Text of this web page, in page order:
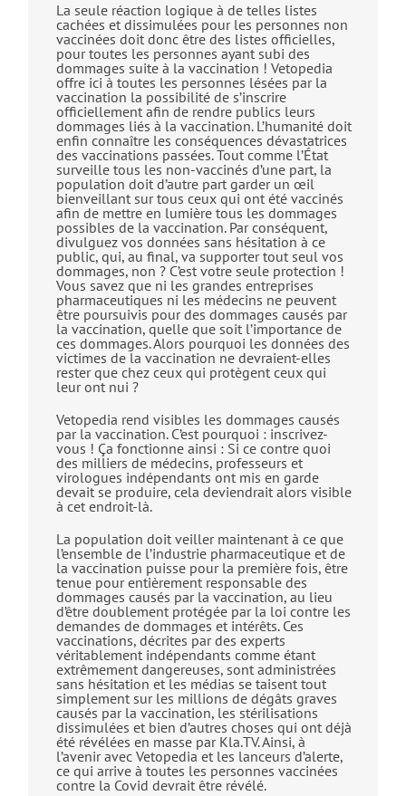
La seule réaction logique à de telles listes
cachées et dissimulées pour les personnes non
vaccinées doit donc être des listes officielles,
pour toutes les personnes ayant subi des
dommages suite à la vaccination ! Vetopedia
offre ici à toutes les personnes lésées par la
vaccination la possibilité de s’inscrire
officiellement afin de rendre publics leurs
dommages liés à la vaccination. L’humanité doit
enfin connaître les conséquences dévastatrices
des vaccinations passées. Tout comme l’État
surveille tous les non-vaccinés d’une part, la
population doit d’autre part garder un œil
bienveillant sur tous ceux qui ont été vaccinés
afin de mettre en lumière tous les dommages
possibles de la vaccination. Par conséquent,
divulguez vos données sans hésitation à ce
public, qui, au final, va supporter tout seul vos
dommages, non ? C’est votre seule protection !
Vous savez que ni les grandes entreprises
pharmaceutiques ni les médecins ne peuvent
être poursuivis pour des dommages causés par
la vaccination, quelle que soit l’importance de
ces dommages. Alors pourquoi les données des
victimes de la vaccination ne devraient-elles
rester que chez ceux qui protègent ceux qui
leur ont nui ?
Vetopedia rend visibles les dommages causés
par la vaccination. C’est pourquoi : inscrivez-
vous ! Ça fonctionne ainsi : Si ce contre quoi
des milliers de médecins, professeurs et
virologues indépendants ont mis en garde
devait se produire, cela deviendrait alors visible
à cet endroit-là.
La population doit veiller maintenant à ce que
l’ensemble de l’industrie pharmaceutique et de
la vaccination puisse pour la première fois, être
tenue pour entièrement responsable des
dommages causés par la vaccination, au lieu
d’être doublement protégée par la loi contre les
demandes de dommages et intérêts. Ces
vaccinations, décrites par des experts
véritablement indépendants comme étant
extrêmement dangereuses, sont administrées
sans hésitation et les médias se taisent tout
simplement sur les millions de dégâts graves
causés par la vaccination, les stérilisations
dissimulées et bien d’autres choses qui ont déjà
été révélées en masse par Kla.TV. Ainsi, à
l’avenir avec Vetopedia et les lanceurs d’alerte,
ce qui arrive à toutes les personnes vaccinées
contre la Covid devrait être révélé.